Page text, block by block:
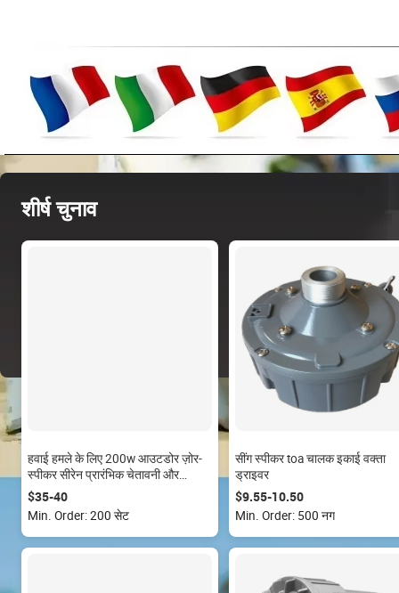
शीर्ष चुनाव
हवाई हमले के लिए 200w आउटडोर ज़ोर-
स्पीकर सीरेन प्रारंभिक चेतावनी और
सार्वजनिक पता प्रणाली एसी संचालित
$35-40
Min. Order: 200 सेट
सींग स्पीकर toa चालक इकाई वक्ता
ड्राइवर
$9.55-10.50
Min. Order: 500 नग